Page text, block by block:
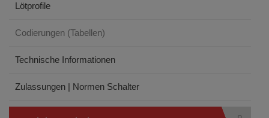
Lötprofile
Codierungen (Tabellen)
Technische Informationen
Zulassungen | Normen Schalter